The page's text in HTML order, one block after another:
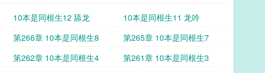
10本是同根生12 舔龙
10本是同根生11 龙吟
第266章 10本是同根生8
第265章 10本是同根生7
第262章 10本是同根生4 第261章 10本是同根生3